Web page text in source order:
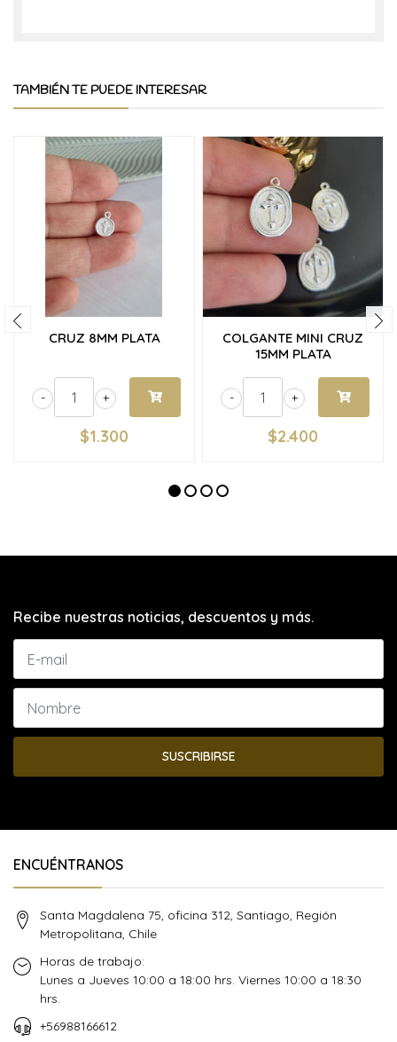
TAMBIÉN TE PUEDE INTERESAR
CRUZ 8MM PLATA
+
-
$1.300
COLGANTE MINI CRUZ
15MM PLATA
+
-
$2.400
Recibe nuestras noticias, descuentos y más.
SUSCRIBIRSE
ENCUÉNTRANOS
Santa Magdalena 75, oficina 312, Santiago, Región
Metropolitana, Chile
Horas de trabajo:
Lunes a Jueves 10:00 a 18:00 hrs. Viernes 10:00 a 18:30
hrs.
+56988166612